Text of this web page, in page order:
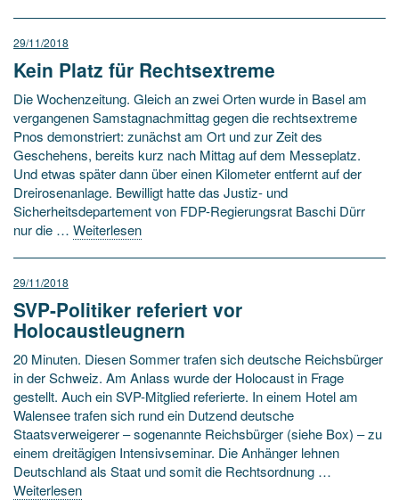
29/11/2018
Kein Platz für Rechtsextreme
Die Wochenzeitung. Gleich an zwei Orten wurde in Basel am
vergangenen Samstagnachmittag gegen die rechtsextreme
Pnos demonstriert: zunächst am Ort und zur Zeit des
Geschehens, bereits kurz nach Mittag auf dem Messeplatz.
Und etwas später dann über einen Kilometer entfernt auf der
Dreirosenanlage. Bewilligt hatte das Justiz- und
Sicherheitsdepartement von FDP-Regierungsrat Baschi Dürr
nur die … Weiterlesen
29/11/2018
SVP-Politiker referiert vor
Holocaustleugnern
20 Minuten. Diesen Sommer trafen sich deutsche Reichsbürger
in der Schweiz. Am Anlass wurde der Holocaust in Frage
gestellt. Auch ein SVP-Mitglied referierte. In einem Hotel am
Walensee trafen sich rund ein Dutzend deutsche
Staatsverweigerer – sogenannte Reichsbürger (siehe Box) – zu
einem dreitägigen Intensivseminar. Die Anhänger lehnen
Deutschland als Staat und somit die Rechtsordnung …
Weiterlesen